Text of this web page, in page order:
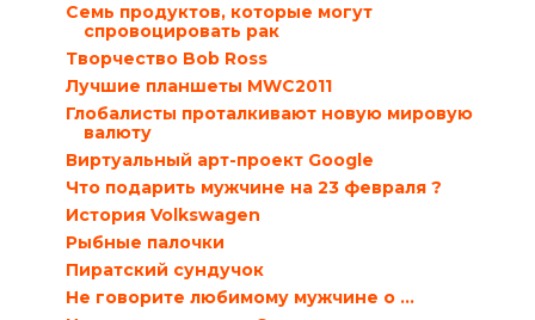
Семь продуктов, которые могут
спровоцировать рак
Творчество Bob Ross
Лучшие планшеты MWC2011
Глобалисты проталкивают новую мировую
валюту
Виртуальный арт-проект Google
Что подарить мужчине на 23 февраля ?
История Volkswagen
Рыбные палочки
Пиратский сундучок
Не говорите любимому мужчине о …